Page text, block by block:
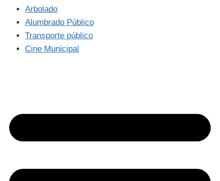
Arbolado
Alumbrado Público
Transporte público
Cine Municipal